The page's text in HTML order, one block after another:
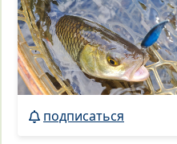
подписаться